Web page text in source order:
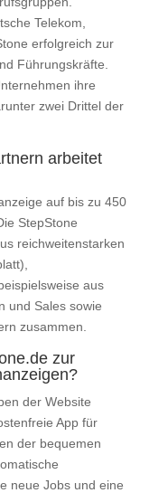
Telekom,
erfolgreich zur
Führungskräfte.
ihre
zwei Drittel der
arbeitet
auf bis zu 450
StepStone
reichweitenstarken
aus
und Sales sowie
zusammen.
zur
der Website
App für
der bequemen
neue Jobs und eine